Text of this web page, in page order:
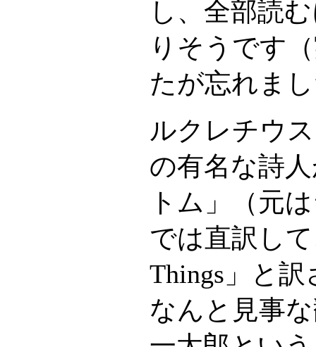
し、全部読
りそうです
たが忘れま
ルクレチウ
の有名な詩
トム」（元
では直訳し
Things」と
なんと見事